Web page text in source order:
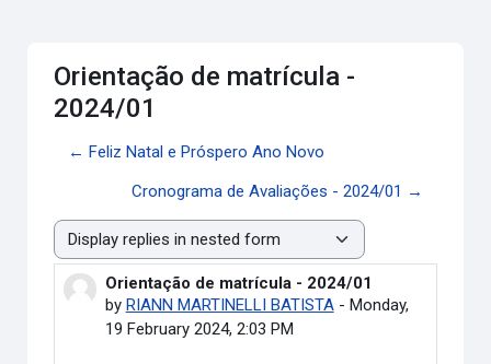
Orientação de matrícula -
2024/01
← Feliz Natal e Próspero Ano Novo
Cronograma de Avaliações - 2024/01 →
Display mode
Orientação de matrícula - 2024/01
by RIANN MARTINELLI BATISTA- Monday,
19 February 2024, 2:03 PM
Number of replies: 0